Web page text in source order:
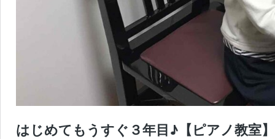
はじめてもうすぐ３年目♪【ピアノ教室】